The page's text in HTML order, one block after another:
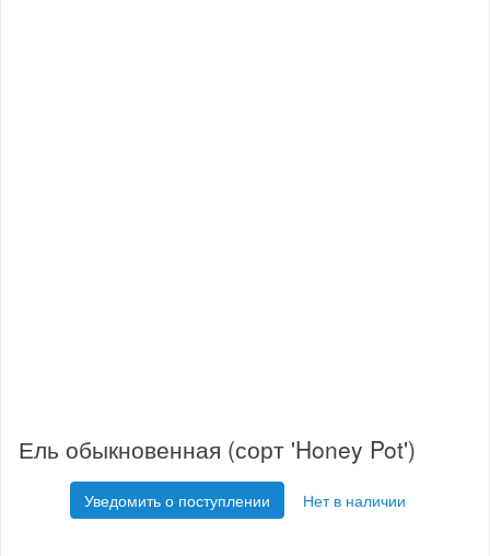
Ель обыкновенная (сорт 'Honey Pot')
Уведомить о поступлении Нет в наличии